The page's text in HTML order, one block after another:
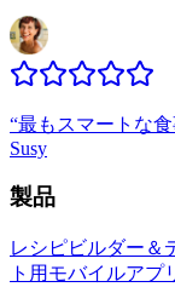
“最もスマートな
Susy
製品
レシピビルダー＆
ト用モバイルアプ